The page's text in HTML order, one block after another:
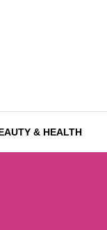
& HEALTH